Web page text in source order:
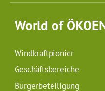
World of
Windkraftpionier
Geschäftsbereiche
Bürgerbeteiligung